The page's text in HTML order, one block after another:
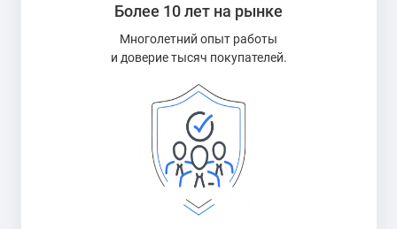
Более 10 лет на рынке
Многолетний опыт работы
и доверие тысяч покупателей.